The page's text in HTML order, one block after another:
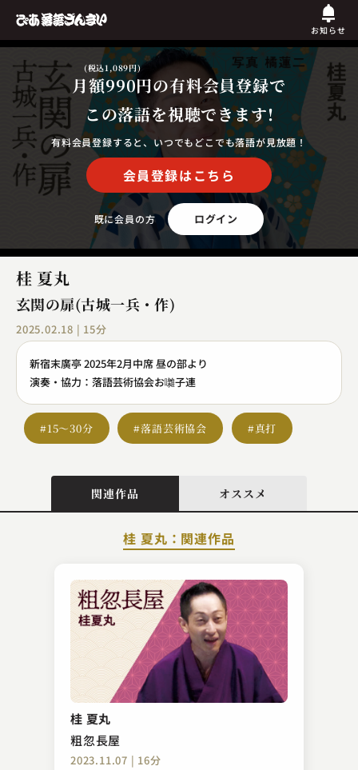
お知らせ
月額990円
(税込1,089円)
の有料会員登録で
この落語を視聴できます!
有料会員登録すると、いつでもどこでも落語が見放題！
会員登録はこちら
既に会員の方 ログイン
桂 夏丸
玄関の扉(古城一兵・作)
2025.02.18 | 15分
新宿末廣亭 2025年2月中席 昼の部より
演奏・協力：落語芸術協会お囃子連
#15～30分 #落語芸術協会 #真打
関連作品 オススメ
桂 夏丸：関連作品
桂 夏丸
粗忽長屋
2023.11.07 | 16分
柳家 小袁治
紙入れ
2023.06.22 | 21分